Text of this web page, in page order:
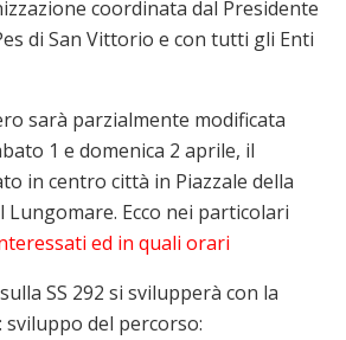
coordinata dal Presidente
di San Vittorio e con tutti gli Enti
sarà parzialmente modificata
1 e domenica 2 aprile, il
in centro città in Piazzale della
Lungomare. Ecco nei particolari
ed in quali orari
SS 292 si svilupperà con la
del percorso: